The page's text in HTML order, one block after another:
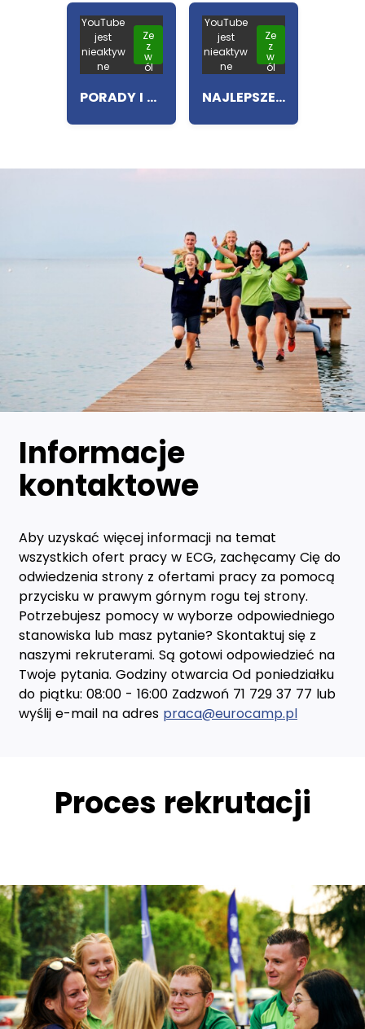
YouTube
jest
nieaktyw
ne
Ze
z
w
ól
PORADY I WSKAZÓWKI DOTYCZĄCE PRACY W EUROCAMP (POLSKIE NAPISY)
YouTube
jest
nieaktyw
ne
Ze
z
w
ól
NAJLEPSZE CHWILE PODCZAS PRACY W EUROCAMP (POLSKIE NAPISY)
Informacje
kontaktowe
Aby uzyskać więcej informacji na temat
wszystkich ofert pracy w ECG, zachęcamy Cię do
odwiedzenia strony z ofertami pracy za pomocą
przycisku w prawym górnym rogu tej strony.
Potrzebujesz pomocy w wyborze odpowiedniego
stanowiska lub masz pytanie? Skontaktuj się z
naszymi rekruterami. Są gotowi odpowiedzieć na
Twoje pytania. Godziny otwarcia Od poniedziałku
do piątku: 08:00 - 16:00 Zadzwoń 71 729 37 77 lub
wyślij e-mail na adres praca@eurocamp.pl
Proces rekrutacji